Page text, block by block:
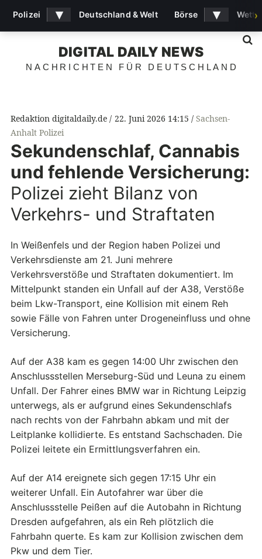
DIGITAL DAILY NEWS
NACHRICHTEN FÜR DEUTSCHLAND
Redaktion digitaldaily.de 22. Juni 2026 14:15
Sachsen-
Anhalt Polizei
Sekundenschlaf, Cannabis
und fehlende Versicherung:
Polizei zieht Bilanz von
Verkehrs- und Straftaten
In Weißenfels und der Region haben Polizei und
Verkehrsdienste am 21. Juni mehrere
Verkehrsverstöße und Straftaten dokumentiert. Im
Mittelpunkt standen ein Unfall auf der A38, Verstöße
beim Lkw-Transport, eine Kollision mit einem Reh
sowie Fälle von Fahren unter Drogeneinfluss und ohne
Versicherung.
Auf der A38 kam es gegen 14:00 Uhr zwischen den
Anschlussstellen Merseburg-Süd und Leuna zu einem
Unfall. Der Fahrer eines BMW war in Richtung Leipzig
unterwegs, als er aufgrund eines Sekundenschlafs
nach rechts von der Fahrbahn abkam und mit der
Leitplanke kollidierte. Es entstand Sachschaden. Die
Polizei leitete ein Ermittlungsverfahren ein.
Auf der A14 ereignete sich gegen 17:15 Uhr ein
weiterer Unfall. Ein Autofahrer war über die
Anschlussstelle Peißen auf die Autobahn in Richtung
Dresden aufgefahren, als ein Reh plötzlich die
Fahrbahn querte. Es kam zur Kollision zwischen dem
Pkw und dem Tier.
Polizei ▾ Deutschland & Welt Börse ▾ ›